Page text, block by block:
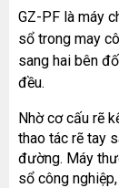
GZ-PF là máy
sổ trong may
sang hai bên
đều.
Nhờ cơ cấu rẽ
thao tác rẽ tay
đường. Máy
sổ công